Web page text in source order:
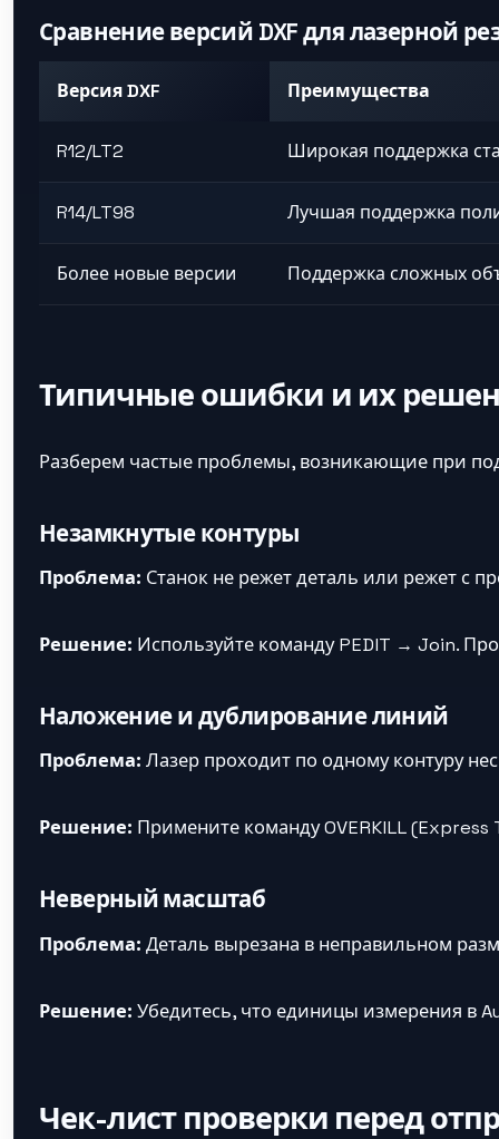
Сравнение версий DXF для лазерной
Версия DXF Преимущества
R12/LT2 Широкая поддержка
R14/LT98 Лучшая поддержка
Более новые версии Поддержка сложных
Типичные ошибки и их
Разберем частые проблемы, возникающие при
Незамкнутые контуры
Проблема: Станок не режет деталь или режет с
Решение: Используйте команду PEDIT → Join.
Наложение и дублирование линий
Проблема: Лазер проходит по одному контуру
Решение: Примените команду OVERKILL (Express
Неверный масштаб
Проблема: Деталь вырезана в неправильном
Решение: Убедитесь, что единицы измерения в
Чек-лист проверки перед